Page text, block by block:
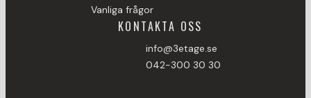
Vanliga frågor
KONTAKTA OSS
info@3etage.se
042-300 30 30